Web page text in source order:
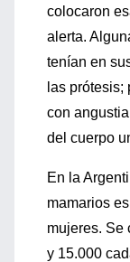
colocaron
alerta.
tenían en
las
con
del cuerpo
En la
mamarios
mujeres. Se
y 15.000